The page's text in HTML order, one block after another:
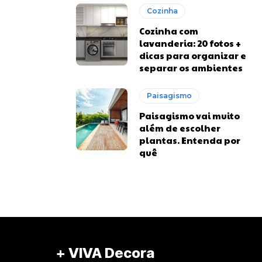
Cozinha
Cozinha com
lavanderia: 20 fotos +
dicas para organizar e
separar os ambientes
Paisagismo
Paisagismo vai muito
além de escolher
plantas. Entenda por
quê
+ VIVA Decora